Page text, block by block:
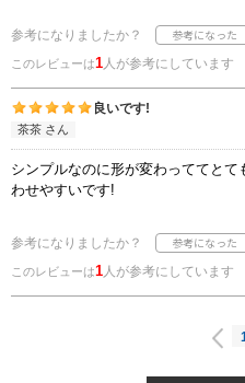
参考になりましたか？
このレビューは1人が参考にしています
良いです!
茶茶 さん
シンプルなのに形が変わっててと
わせやすいです!
参考になりましたか？
このレビューは1人が参考にしています